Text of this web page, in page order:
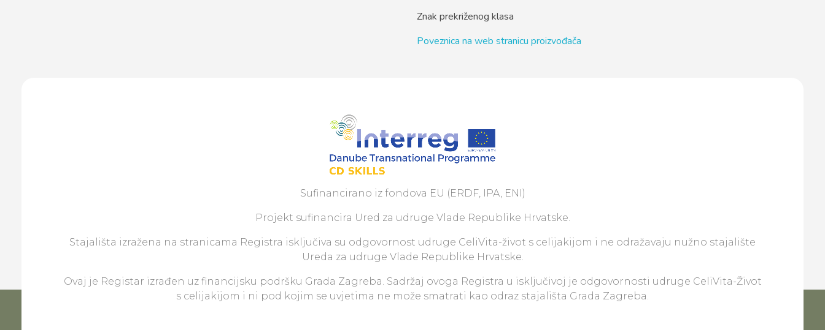
Znak prekriženog klasa
Poveznica na web stranicu proizvođača
Sufinancirano iz fondova EU (ERDF, IPA, ENI)
Projekt sufinancira Ured za udruge Vlade Republike Hrvatske.
Stajališta izražena na stranicama Registra isključiva su odgovornost udruge CeliVita-život s celijakijom i ne odražavaju nužno stajalište
Ureda za udruge Vlade Republike Hrvatske.
Ovaj je Registar izrađen uz financijsku podršku Grada Zagreba. Sadržaj ovoga Registra u isključivoj je odgovornosti udruge CeliVita-Život
s celijakijom i ni pod kojim se uvjetima ne može smatrati kao odraz stajališta Grada Zagreba.